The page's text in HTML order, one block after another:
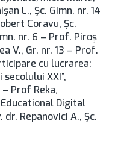
L., Șc. Gimn. nr. 14
Coravu, Șc.
nr. 6 – Prof. Piroș
V., Gr. nr. 13 – Prof.
cu lucrarea:
XXI”,
– Prof Reka,
Digital
Repanovici A., Şc.